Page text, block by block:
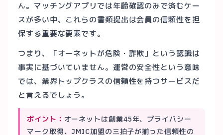
ん。マッチングアプリでは年齢確認のみで済むケー
スが多い中、これらの書類提出は会員の信頼性を担
保する重要な要素です。
つまり、「オーネットが危険・詐欺」という認識は
事実に基づいていません。運営の安全性という意味
では、業界トップクラスの信頼性を持つサービスだ
と言えるでしょう。
ポイント： オーネットは創業45年、プライバシー
マーク取得、JMIC加盟の三拍子が揃った信頼性の